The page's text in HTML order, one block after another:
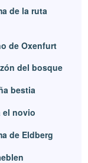
de la ruta
de Oxenfurt
del bosque
bestia
el novio
de Eldberg